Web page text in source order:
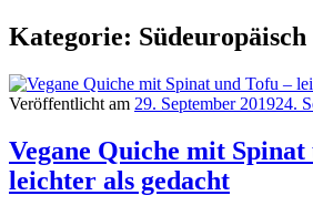
Kategorie: Südeuropäisch
Veröffentlicht am 29. September 201924.
Vegane Quiche mit Spinat
leichter als gedacht